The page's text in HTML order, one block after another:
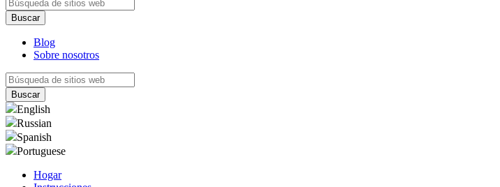
Blog
Sobre nosotros
English
Russian
Spanish
Portuguese
Hogar